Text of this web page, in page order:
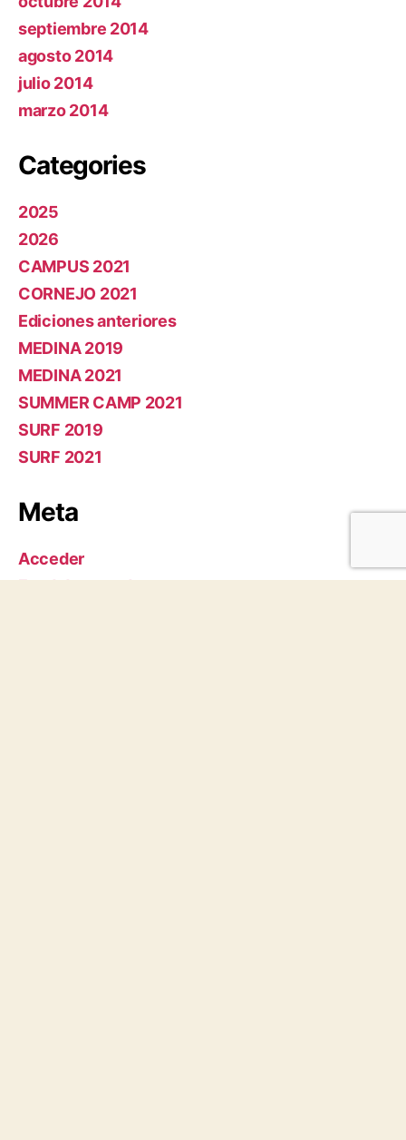
septiembre 2014
agosto 2014
julio 2014
marzo 2014
Categories
2025
2026
CAMPUS 2021
CORNEJO 2021
Ediciones anteriores
MEDINA 2019
MEDINA 2021
SUMMER CAMP 2021
SURF 2019
SURF 2021
Meta
Acceder
Feed de entradas